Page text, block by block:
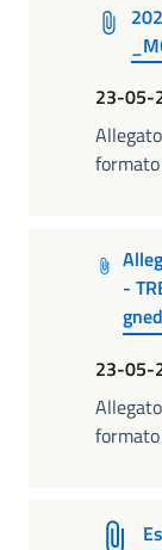
23-05-
-
gned
23-05-